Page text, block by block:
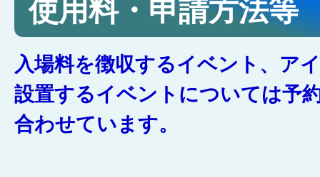
使用料・申請方法等
入場料を徴収するイベント、ア
設置するイベントについては予
合わせています。